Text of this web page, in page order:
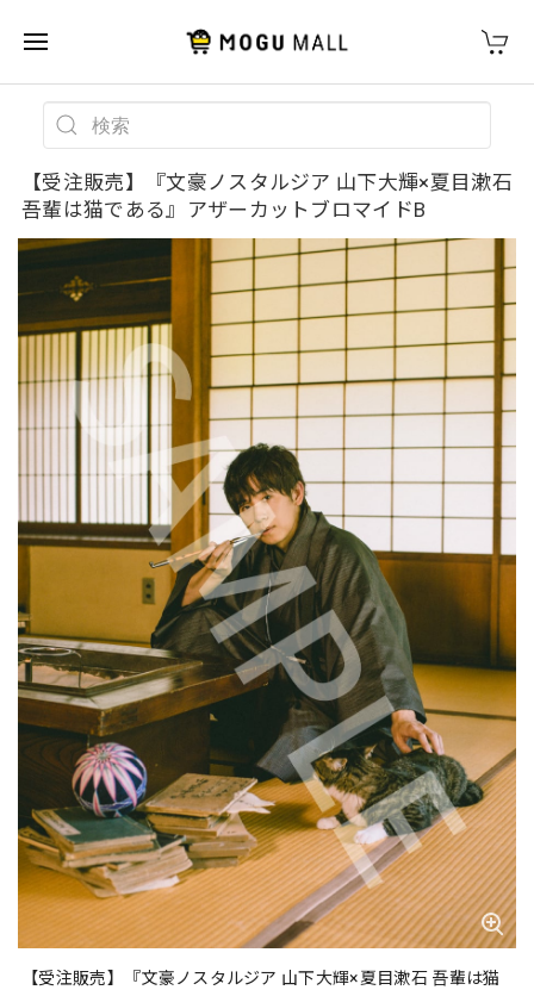
【受注販売】『文豪ノスタルジア 山下大輝×夏目漱石
吾輩は猫である』アザーカットブロマイドB
【受注販売】『文豪ノスタルジア 山下大輝×夏目漱石 吾輩は猫